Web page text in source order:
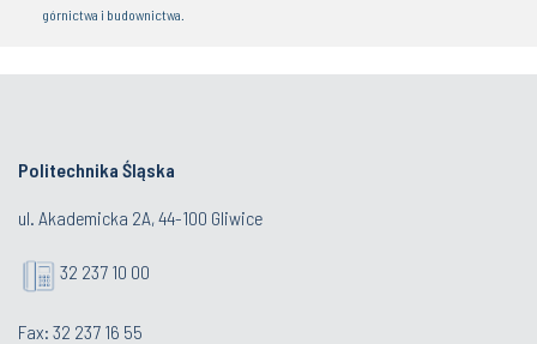
górnictwa i budownictwa.
Politechnika Śląska
ul. Akademicka 2A, 44-100 Gliwice
32 237 10 00
Fax: 32 237 16 55